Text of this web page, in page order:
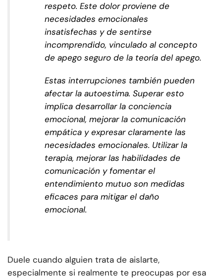
respeto. Este dolor proviene de
necesidades emocionales
insatisfechas y de sentirse
incomprendido, vinculado al concepto
de apego seguro de la teoría del apego.
Estas interrupciones también pueden
afectar la autoestima. Superar esto
implica desarrollar la conciencia
emocional, mejorar la comunicación
empática y expresar claramente las
necesidades emocionales. Utilizar la
terapia, mejorar las habilidades de
comunicación y fomentar el
entendimiento mutuo son medidas
eficaces para mitigar el daño
emocional.
Duele cuando alguien trata de aislarte,
especialmente si realmente te preocupas por esa